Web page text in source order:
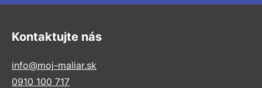
Kontaktujte nás
info@moj-maliar.sk
0910 100 717